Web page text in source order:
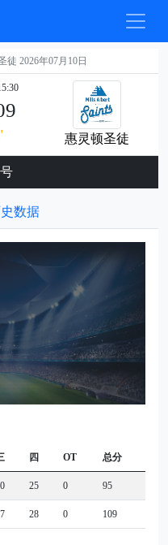
徒 2026年07月10日
惠灵顿圣徒
数据
四 OT 总分
25 0 95
28 0 109